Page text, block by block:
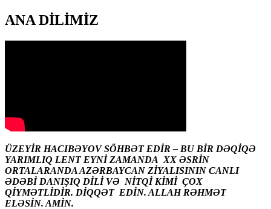
ANA DİLİMİZ
ÜZEYİR HACIBƏYOV SÖHBƏT EDİR – BU BİR DƏQİQƏ
YARIMLIQ LENT EYNİ ZAMANDA XX ƏSRİN
ORTALARANDA AZƏRBAYCAN ZİYALISININ CANLI
ƏDƏBİ DANIŞIQ DİLİ VƏ NİTQİ KİMİ ÇOX
QİYMƏTLİDİR. DİQQƏT EDİN. ALLAH RƏHMƏT
ELƏSİN. AMİN.